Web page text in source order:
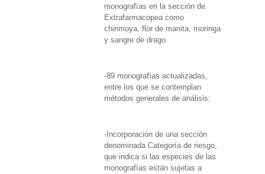
monografías en la sección de
Extrafarmacopea como
chirimoya, flor de manita, moringa
y sangre de drago.
-89 monografías actualizadas,
entre los que se contemplan
métodos generales de análisis:
-Incorporación de una sección
denominada Categoría de riesgo,
que indica si las especies de las
monografías están sujetas a